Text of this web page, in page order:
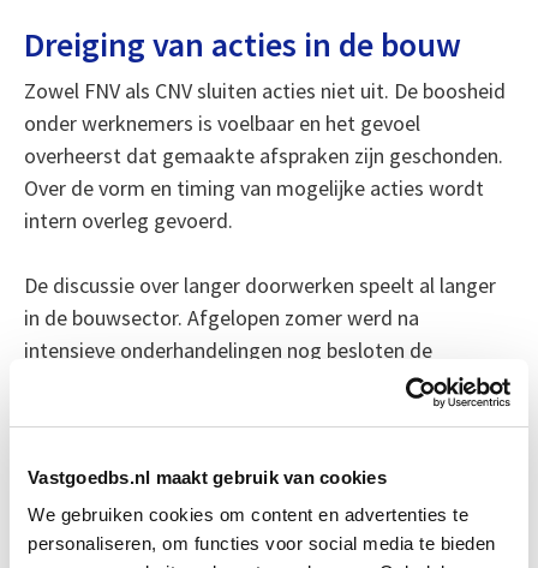
Vastgoedbs.nl maakt gebruik van cookies
We gebruiken cookies om content en advertenties te
personaliseren, om functies voor social media te bieden
Dreiging van acties in de bouw
Zowel FNV als CNV sluiten acties niet uit. De boosheid
onder werknemers is voelbaar en het gevoel
overheerst dat gemaakte afspraken zijn geschonden.
Over de vorm en timing van mogelijke acties wordt
intern overleg gevoerd.
De discussie over langer doorwerken speelt al langer
in de bouwsector. Afgelopen zomer werd na
intensieve onderhandelingen nog besloten de
zwaarwerkregeling voor onbepaalde tijd te verlengen.
Juist die context maakt de huidige plannen extra
Bron: cobouw.nl